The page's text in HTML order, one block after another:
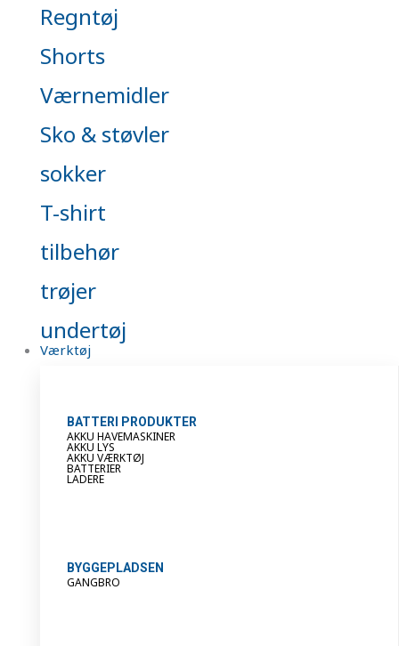
Regntøj
Shorts
Værnemidler
Sko & støvler
sokker
T-shirt
tilbehør
trøjer
undertøj
Værktøj
BATTERI PRODUKTER
AKKU HAVEMASKINER
AKKU LYS
AKKU VÆRKTØJ
BATTERIER
LADERE
BYGGEPLADSEN
GANGBRO